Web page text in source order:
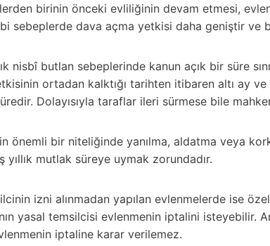
birinin önceki evliliğinin devam etmesi,
sebeplerde dava açma yetkisi daha geniştir ve
nisbî butlan sebeplerinde kanun açık bir süre
ortadan kalktığı tarihten itibaren altı ay
Dolayısıyla taraflar ileri sürmese bile
önemli bir niteliğinde yanılma, aldatma veya
yıllık mutlak süreye uymak zorundadır.
izni alınmadan yapılan evlenmelerde ise
yasal temsilcisi evlenmenin iptalini isteyebilir.
iptaline karar verilemez.